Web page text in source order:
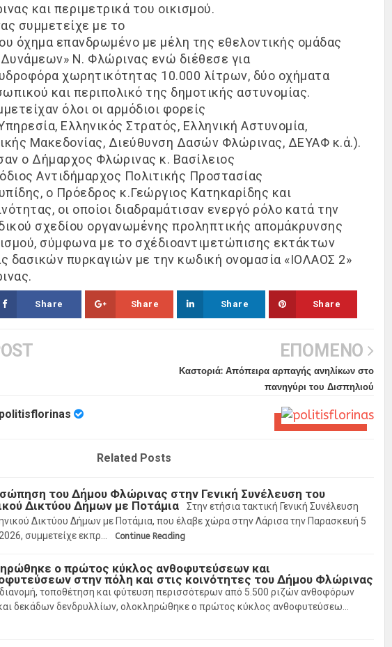
και περιμετρικά του οικισμού.
συμμετείχε με το
όχημα επανδρωμένο με μέλη της εθελοντικής ομάδας
Δυνάμεων» Ν. Φλώρινας ενώ διέθεσε για
υδροφόρα χωρητικότητας 10.000 λίτρων, δύο οχήματα
και περιπολικό της δημοτικής αστυνομίας.
όλοι οι αρμόδιοι φορείς
, Ελληνικός Στρατός, Ελληνική Αστυνομία,
Μακεδονίας, Διεύθυνση Δασών Φλώρινας, ΔΕΥΑΦ κ.ά.).
αν ο Δήμαρχος Φλώρινας κ. Βασίλειος
Αντιδήμαρχος Πολιτικής Προστασίας
, ο Πρόεδρος κ.Γεώργιος Κατηκαρίδης και
, οι οποίοι διαδραμάτισαν ενεργό ρόλο κατά την
σχεδίου οργανωμένης προληπτικής απομάκρυνσης
σύμφωνα με το σχέδιοαντιμετώπισης εκτάκτων
δασικών πυρκαγιών με την κωδική ονομασία «ΙΟΛΑΟΣ 2»
Share Share Share Share
ΕΠΟΜΕΝΟ
Καστοριά: Απόπειρα αρπαγής ανηλίκων στο
πανηγύρι του Δισπηλιού
politisflorinas
Related Posts
του Δήμου Φλώρινας στην Γενική Συνέλευση του
Δικτύου Δήμων με Ποτάμια
Στην ετήσια τακτική Γενική Συνέλευση
Δικτύου Δήμων με Ποτάμια, που έλαβε χώρα στην Λάρισα την Παρασκευή 5
συμμετείχε εκπρ…
Continue Reading
ο πρώτος κύκλος ανθοφυτεύσεων και
στην πόλη και στις κοινότητες του Δήμου Φλώρινας
τοποθέτηση και φύτευση περισσότερων από 5.500 ριζών ανθοφόρων
δεκάδων δενδρυλλίων, ολοκληρώθηκε ο πρώτος κύκλος ανθοφυτεύσεω…